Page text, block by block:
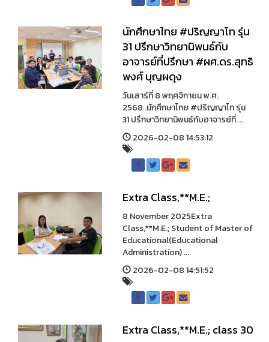
นักศึกษาไทย #ปริญญาโท รุ่น
31 ปรึกษาวิทยานิพนธ์กับ
อาจารย์ที่ปรึกษา #ผศ.ดร.สุทธิ
พงศ์ บุญผดุง
วันเสาร์ที่ 8 พฤศจิกายน พ.ศ.
2568 .นักศึกษาไทย #ปริญญาโท รุ่น
31 ปรึกษาวิทยานิพนธ์กับอาจารย์ที่ ...
2026-02-08 14:53:12
Extra Class,**M.E.;
8 November 2025Extra
Class,**M.E.; Student of Master of
Educational(Educational
Administration) ...
2026-02-08 14:51:52
Extra Class,**M.E.; class 30